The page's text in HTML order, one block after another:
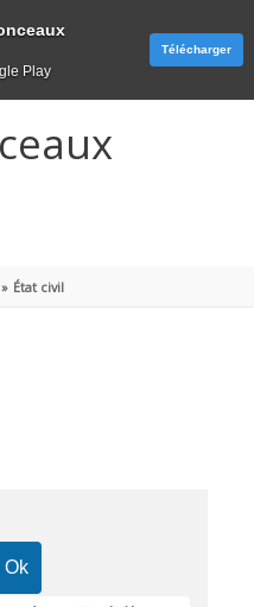
État civil
Play
Télécharger